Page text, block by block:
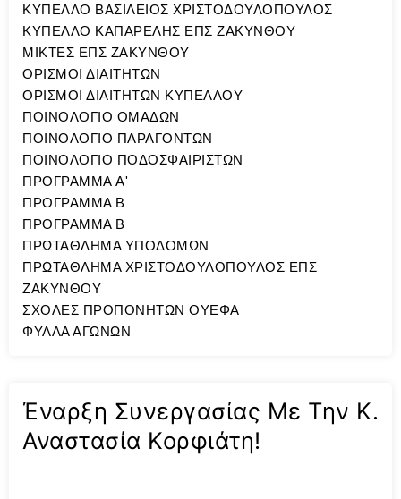
ΚΥΠΕΛΛΟ ΒΑΣΙΛΕΙΟΣ ΧΡΙΣΤΟΔΟΥΛΟΠΟΥΛΟΣ
ΚΥΠΕΛΛΟ ΚΑΠΑΡΕΛΗΣ ΕΠΣ ΖΑΚΥΝΘΟΥ
ΜΙΚΤΕΣ ΕΠΣ ΖΑΚΥΝΘΟΥ
ΟΡΙΣΜΟΙ ΔΙΑΙΤΗΤΩΝ
ΟΡΙΣΜΟΙ ΔΙΑΙΤΗΤΩΝ ΚΥΠΕΛΛΟΥ
ΠΟΙΝΟΛΟΓΙΟ ΟΜΑΔΩΝ
ΠΟΙΝΟΛΟΓΙΟ ΠΑΡΑΓΟΝΤΩΝ
ΠΟΙΝΟΛΟΓΙΟ ΠΟΔΟΣΦΑΙΡΙΣΤΩΝ
ΠΡΟΓΡΑΜΜΑ A'
ΠΡΟΓΡΑΜΜΑ Β
ΠΡΟΓΡΑΜΜΑ Β
ΠΡΩΤΑΘΛΗΜΑ ΥΠΟΔΟΜΩΝ
ΠΡΩΤΑΘΛΗΜΑ ΧΡΙΣΤΟΔΟΥΛΟΠΟΥΛΟΣ ΕΠΣ
ΖΑΚΥΝΘΟΥ
ΣΧΟΛΕΣ ΠΡΟΠΟΝΗΤΩΝ ΟΥΕΦΑ
ΦΥΛΛΑ ΑΓΩΝΩΝ
Έναρξη Συνεργασίας Με Την Κ.
Αναστασία Κορφιάτη!